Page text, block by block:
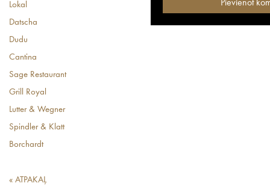
Lokal
Datscha
Dudu
Cantina
Sage Restaurant
Grill Royal
Lutter & Wegner
Spindler & Klatt
Borchardt
« ATPAKAĻ